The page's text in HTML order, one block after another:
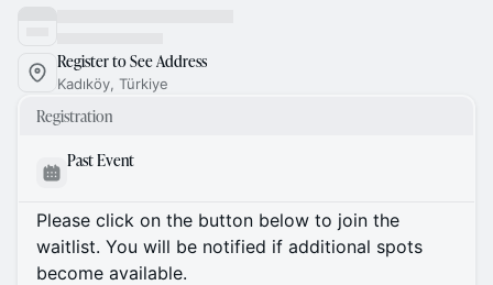
Register to See Address
Kadıköy, Türkiye
Registration
Past Event
Please click on the button below to join the
waitlist. You will be notified if additional spots
become available.